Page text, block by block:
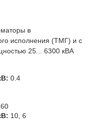
в
исполнения (ТМГ) и с
25... 6300 кВА
0.4
10, 6